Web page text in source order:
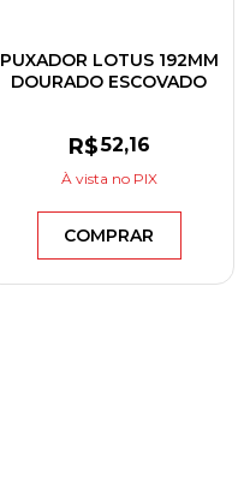
PUXADOR LOTUS 192MM
DOURADO ESCOVADO
R$52,16
À vista no PIX
COMPRAR